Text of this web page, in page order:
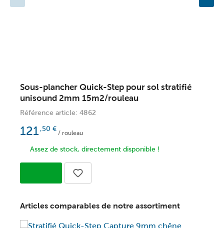
Sous-plancher Quick-Step pour sol stratifié
unisound 2mm 15m2/rouleau
Référence article: 4862
121,50 €
/ rouleau
Assez de stock, directement disponible !
Articles comparables de notre assortiment